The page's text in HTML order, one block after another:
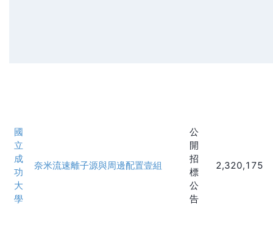
國
立
成
功
大
學
奈米流速離子源與周邊配置壹組
公
開
招
標
公
告
2,320,175